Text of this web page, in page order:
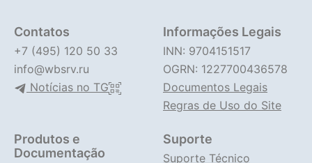
Contatos
+7 (495) 120 50 33
info@wbsrv.ru
Notícias no TG
Informações Legais
INN: 9704151517
OGRN: 1227700436578
Documentos Legais
Regras de Uso do Site
Produtos e
Documentação
Suporte
Suporte Técnico